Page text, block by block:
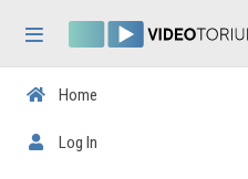
Home
Log In